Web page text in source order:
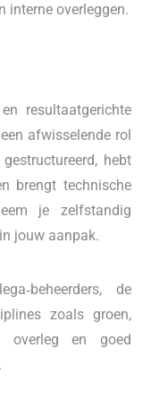
interne overleggen.
resultaatgerichte
afwisselende rol
hebt
brengt technische
je zelfstandig
jouw aanpak.
de
zoals groen,
overleg en goed